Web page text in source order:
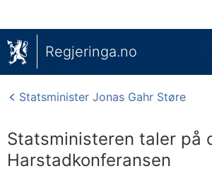
Regjeringa.no
Statsminister Jonas Gahr Støre
Statsministeren taler på
Harstadkonferansen